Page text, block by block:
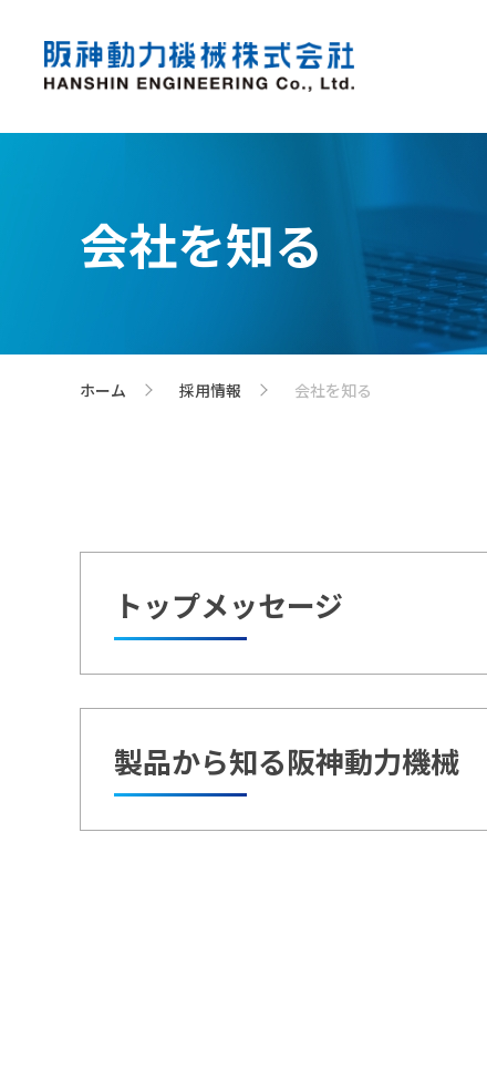
会社を知る
ホーム 採用情報 会社を知る
トップメッセージ
製品から知る阪神動力機械